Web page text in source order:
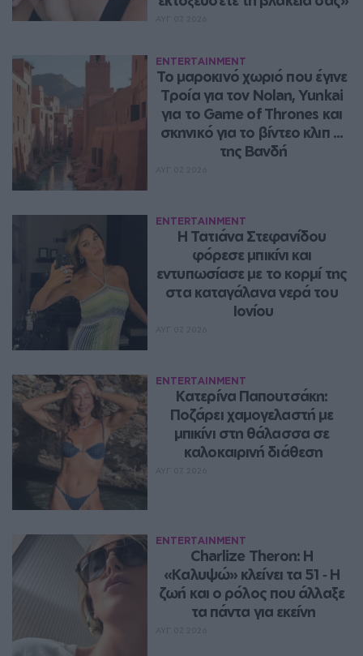
ENTERTAINMENT
Το μαροκινό χωριό που έγινε
Τροία για τον Nolan, Yunkai
για το Game of Thrones και
σκηνικό για το βίντεο κλιπ ...
της Βανδή
ENTERTAINMENT
Η Τατιάνα Στεφανίδου
φόρεσε μπικίνι και
εντυπωσίασε με το κορμί της
στα καταγάλανα νερά του
Ιονίου
ENTERTAINMENT
Κατερίνα Παπουτσάκη:
Ποζάρει χαμογελαστή με
μπικίνι στη θάλασσα σε
καλοκαιρινή διάθεση
ENTERTAINMENT
Charlize Theron: Η
«Καλυψώ» κλείνει τα 51 ‑ H
ζωή και ο ρόλος που άλλαξε
τα πάντα για εκείνη